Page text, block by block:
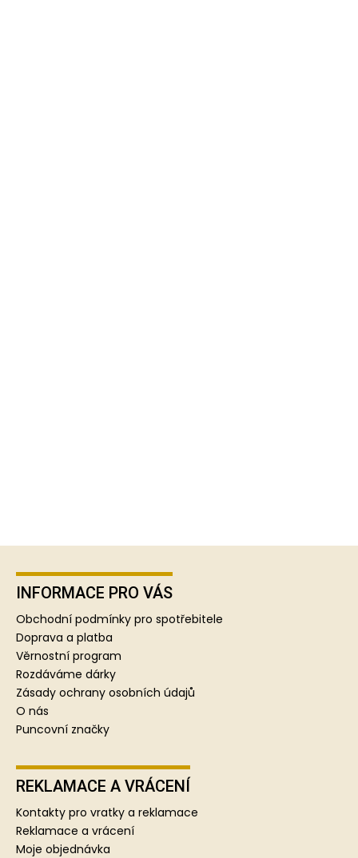
Z
INFORMACE PRO VÁS
Obchodní podmínky pro spotřebitele
Doprava a platba
Věrnostní program
Rozdáváme dárky
Zásady ochrany osobních údajů
O nás
Puncovní značky
REKLAMACE A VRÁCENÍ
Kontakty pro vratky a reklamace
Reklamace a vrácení
Moje objednávka